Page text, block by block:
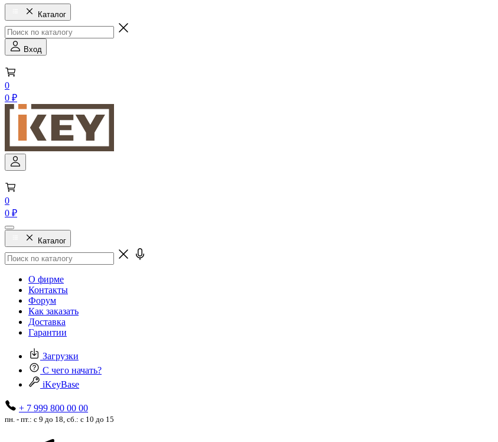
Каталог
Вход
0
0 ₽
0
0 ₽
Каталог
О фирме
Контакты
Форум
Как заказать
Доставка
Гарантии
Загрузки
С чего начать?
iKeyBase
+ 7 999 800 00 00
пн. - пт.: с 9 до 18, сб.: с 10 до 15